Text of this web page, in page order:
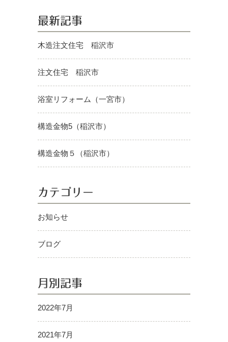
最新記事
木造注文住宅 稲沢市
注文住宅 稲沢市
浴室リフォーム（一宮市）
構造金物5（稲沢市）
構造金物５（稲沢市）
カテゴリー
お知らせ
ブログ
月別記事
2022年7月
2021年7月